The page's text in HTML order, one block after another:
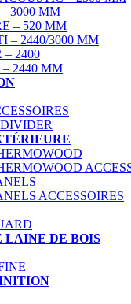
3000 MM
– 520 MM
– 2440/3000 MM
– 2400
– 2440 MM
ACCESSOIRES
LAINE DE BOIS